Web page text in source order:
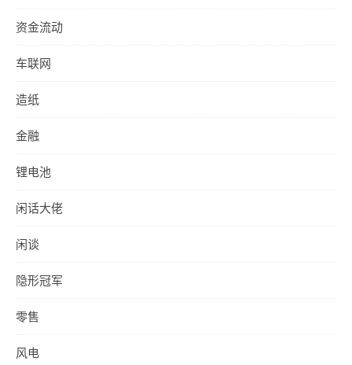
资金流动
车联网
造纸
金融
锂电池
闲话大佬
闲谈
隐形冠军
零售
风电